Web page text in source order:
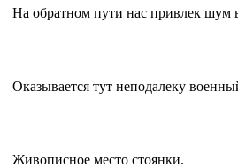
На обратном пути нас привлек шум
Оказывается тут неподалеку
Живописное место стоянки.